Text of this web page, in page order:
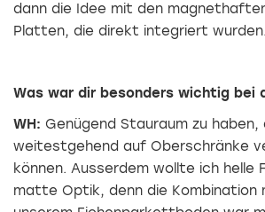
dann die Idee mit den
Platten, die direkt integriert wurden.
Was war dir besonders wichtig bei
WH: Genügend Stauraum zu haben,
weitestgehend auf Oberschränke
können. Ausserdem wollte ich ­helle
matte Optik, denn die Kombination